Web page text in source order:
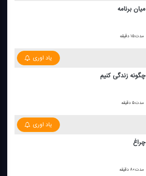
میان برنامه
مدت:۱۵ دقیقه
یاد اوری
چگونه زندگی كنیم
مدت:۵ دقیقه
یاد اوری
چراغ
مدت:۸۰ دقیقه